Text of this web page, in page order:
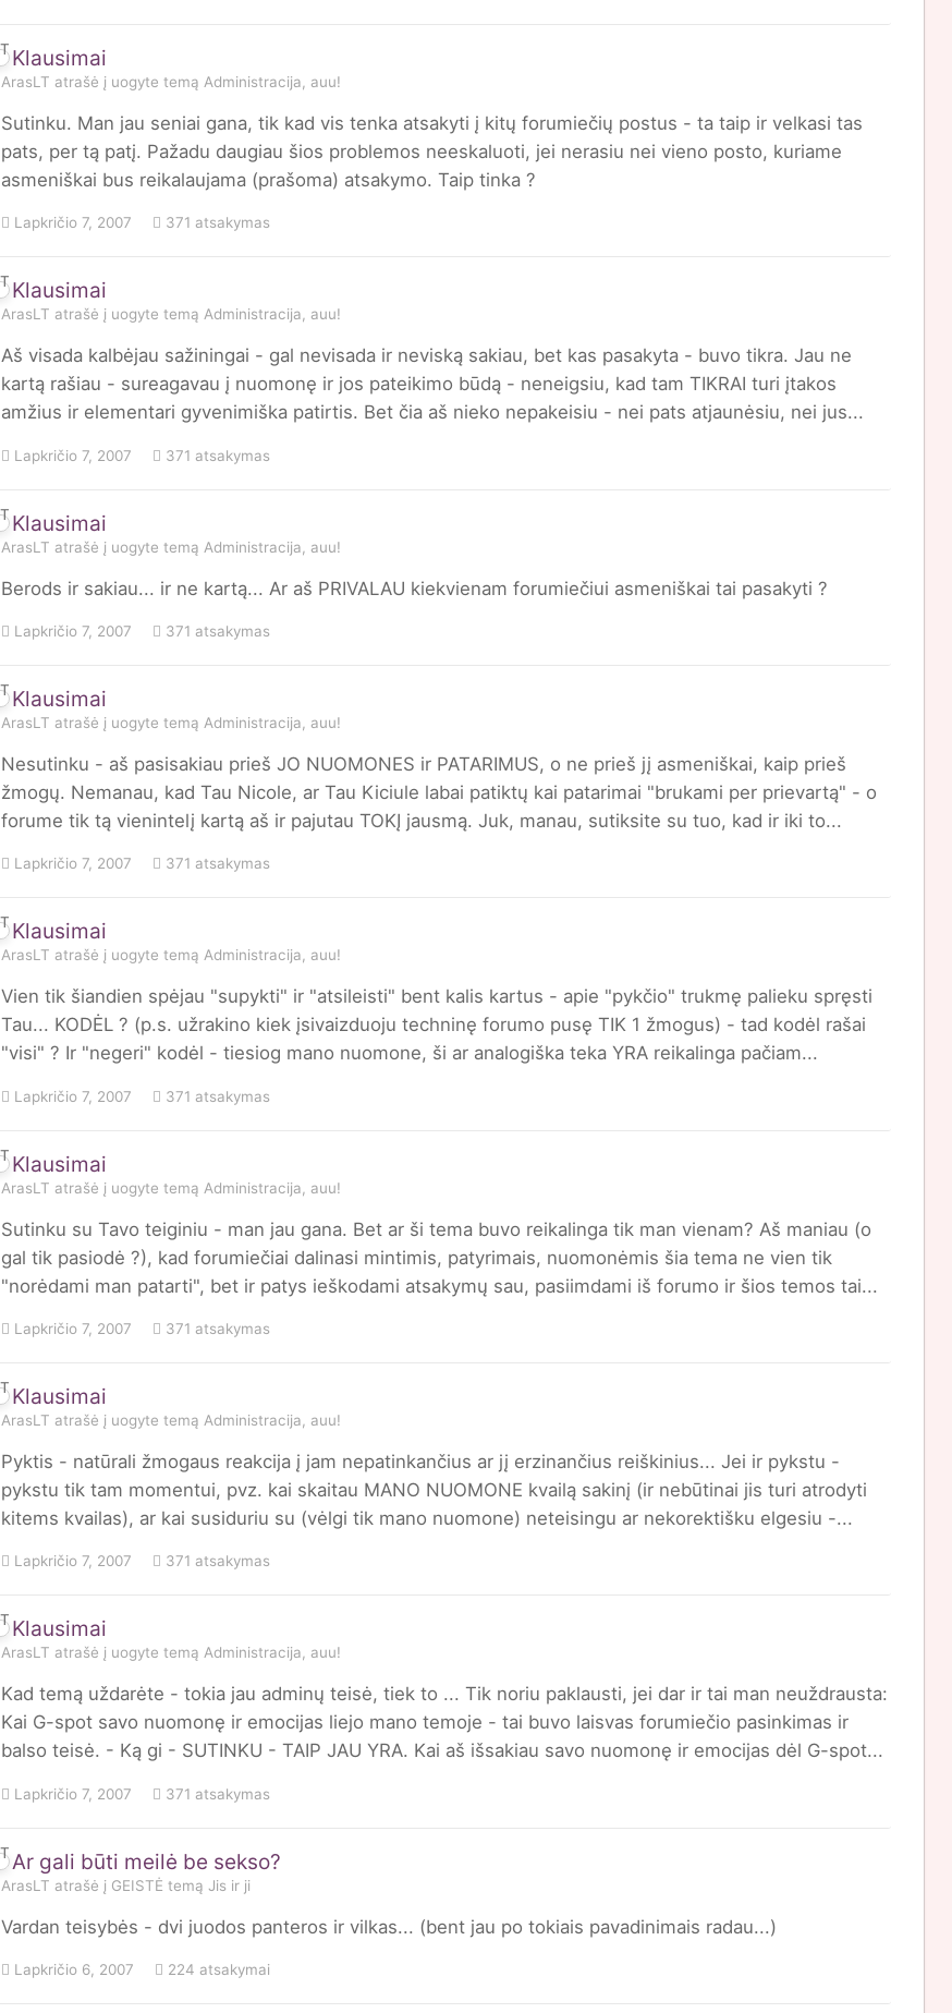
Klausimai
ArasLT atrašė į uogyte temą Administracija, auu!
Sutinku. Man jau seniai gana, tik kad vis tenka atsakyti į kitų forumiečių postus - ta taip ir velkasi tas
pats, per tą patį. Pažadu daugiau šios problemos neeskaluoti, jei nerasiu nei vieno posto, kuriame
asmeniškai bus reikalaujama (prašoma) atsakymo. Taip tinka ?
Lapkričio 7, 2007 371 atsakymas
Klausimai
ArasLT atrašė į uogyte temą Administracija, auu!
Aš visada kalbėjau sažiningai - gal nevisada ir neviską sakiau, bet kas pasakyta - buvo tikra. Jau ne
kartą rašiau - sureagavau į nuomonę ir jos pateikimo būdą - neneigsiu, kad tam TIKRAI turi įtakos
amžius ir elementari gyvenimiška patirtis. Bet čia aš nieko nepakeisiu - nei pats atjaunėsiu, nei jus...
Lapkričio 7, 2007 371 atsakymas
Klausimai
ArasLT atrašė į uogyte temą Administracija, auu!
Berods ir sakiau... ir ne kartą... Ar aš PRIVALAU kiekvienam forumiečiui asmeniškai tai pasakyti ?
Lapkričio 7, 2007 371 atsakymas
Klausimai
ArasLT atrašė į uogyte temą Administracija, auu!
Nesutinku - aš pasisakiau prieš JO NUOMONES ir PATARIMUS, o ne prieš jį asmeniškai, kaip prieš
žmogų. Nemanau, kad Tau Nicole, ar Tau Kiciule labai patiktų kai patarimai "brukami per prievartą" - o
forume tik tą vienintelį kartą aš ir pajutau TOKĮ jausmą. Juk, manau, sutiksite su tuo, kad ir iki to...
Lapkričio 7, 2007 371 atsakymas
Klausimai
ArasLT atrašė į uogyte temą Administracija, auu!
Vien tik šiandien spėjau "supykti" ir "atsileisti" bent kalis kartus - apie "pykčio" trukmę palieku spręsti
Tau... KODĖL ? (p.s. užrakino kiek įsivaizduoju techninę forumo pusę TIK 1 žmogus) - tad kodėl rašai
"visi" ? Ir "negeri" kodėl - tiesiog mano nuomone, ši ar analogiška teka YRA reikalinga pačiam...
Lapkričio 7, 2007 371 atsakymas
Klausimai
ArasLT atrašė į uogyte temą Administracija, auu!
Sutinku su Tavo teiginiu - man jau gana. Bet ar ši tema buvo reikalinga tik man vienam? Aš maniau (o
gal tik pasiodė ?), kad forumiečiai dalinasi mintimis, patyrimais, nuomonėmis šia tema ne vien tik
"norėdami man patarti", bet ir patys ieškodami atsakymų sau, pasiimdami iš forumo ir šios temos tai...
Lapkričio 7, 2007 371 atsakymas
Klausimai
ArasLT atrašė į uogyte temą Administracija, auu!
Pyktis - natūrali žmogaus reakcija į jam nepatinkančius ar jį erzinančius reiškinius... Jei ir pykstu -
pykstu tik tam momentui, pvz. kai skaitau MANO NUOMONE kvailą sakinį (ir nebūtinai jis turi atrodyti
kitems kvailas), ar kai susiduriu su (vėlgi tik mano nuomone) neteisingu ar nekorektišku elgesiu -...
Lapkričio 7, 2007 371 atsakymas
Klausimai
ArasLT atrašė į uogyte temą Administracija, auu!
Kad temą uždarėte - tokia jau adminų teisė, tiek to ... Tik noriu paklausti, jei dar ir tai man neuždrausta:
Kai G-spot savo nuomonę ir emocijas liejo mano temoje - tai buvo laisvas forumiečio pasinkimas ir
balso teisė. - Ką gi - SUTINKU - TAIP JAU YRA. Kai aš išsakiau savo nuomonę ir emocijas dėl G-spot...
Lapkričio 7, 2007 371 atsakymas
Ar gali būti meilė be sekso?
ArasLT atrašė į GEISTĖ temą Jis ir ji
Vardan teisybės - dvi juodos panteros ir vilkas... (bent jau po tokiais pavadinimais radau...)
Lapkričio 6, 2007 224 atsakymai